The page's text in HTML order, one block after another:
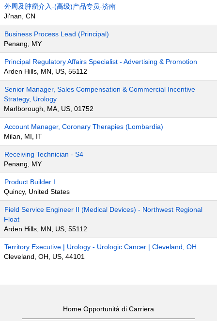
外周及肿瘤介入-(高级)产品专员-济南
Ji'nan, CN
Business Process Lead (Principal)
Penang, MY
Principal Regulatory Affairs Specialist - Advertising & Promotion
Arden Hills, MN, US, 55112
Senior Manager, Sales Compensation & Commercial Incentive
Strategy, Urology
Marlborough, MA, US, 01752
Account Manager, Coronary Therapies (Lombardia)
Milan, MI, IT
Receiving Technician - S4
Penang, MY
Product Builder I
Quincy, United States
Field Service Engineer II (Medical Devices) - Northwest Regional
Float
Arden Hills, MN, US, 55112
Territory Executive | Urology - Urologic Cancer | Cleveland, OH
Cleveland, OH, US, 44101
Home Opportunità di Carriera